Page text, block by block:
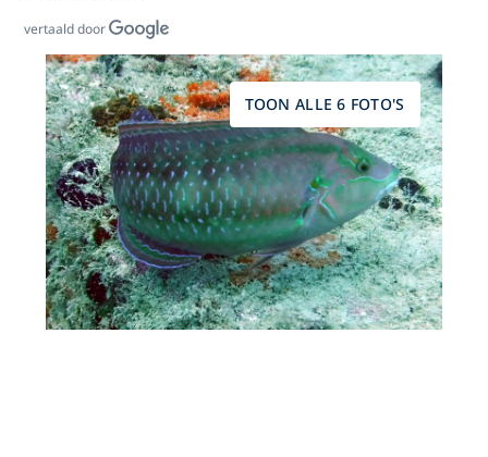
vertaald door
TOON ALLE 6 FOTO'S